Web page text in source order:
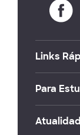
Links
Para